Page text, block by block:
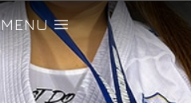
MENU